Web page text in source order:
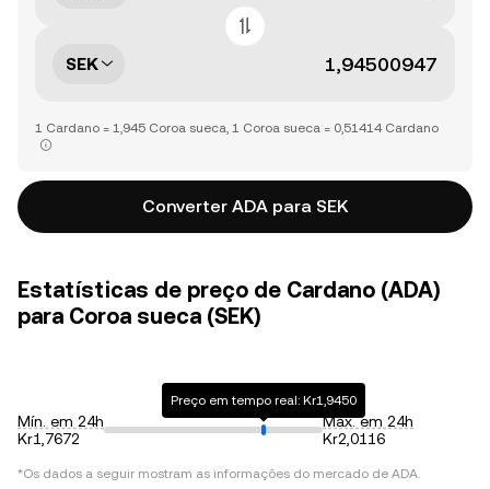
SEK
1 Cardano = 1,945 Coroa sueca, 1 Coroa sueca = 0,51414 Cardano
Converter ADA para SEK
Estatísticas de preço de Cardano (ADA)
para Coroa sueca (SEK)
Mín. em 24h
Kr1,7672
Preço em tempo real: Kr1,9450
Máx. em 24h
Kr2,0116
*Os dados a seguir mostram as informações do mercado de ADA.